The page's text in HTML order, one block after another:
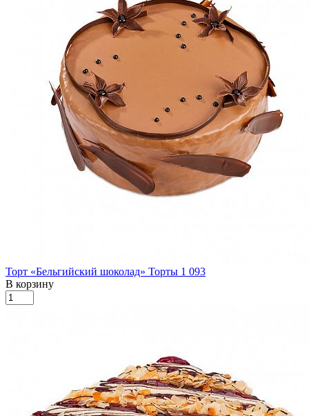
Торт «Бельгийский шоколад» Торты 1 093
В корзину